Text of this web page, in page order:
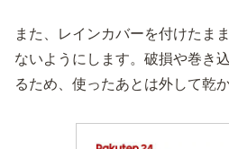
また、レインカバーを付けたま
ないようにします。破損や巻き
るため、使ったあとは外して乾